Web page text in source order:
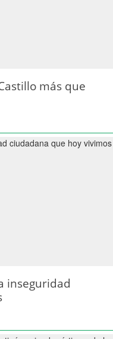
más que
inseguridad